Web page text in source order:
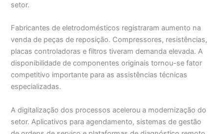
setor.
Fabricantes de eletrodomésticos registraram aumento na
venda de peças de reposição. Compressores, resistências,
placas controladoras e filtros tiveram demanda elevada. A
disponibilidade de componentes originais tornou-se fator
competitivo importante para as assistências técnicas
especializadas.
A digitalização dos processos acelerou a modernização do
setor. Aplicativos para agendamento, sistemas de gestão